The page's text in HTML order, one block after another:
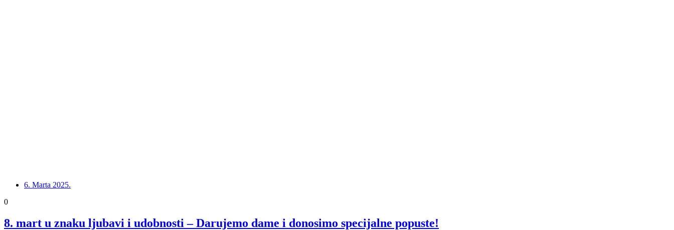
6. Marta 2025.
0
8. mart u znaku ljubavi i udobnosti – Darujemo dame i donosimo specijalne popuste!